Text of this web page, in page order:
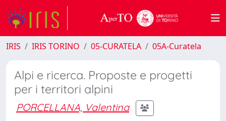
IRIS IRIS TORINO 05-CURATELA 05A-Curatela
Alpi e ricerca. Proposte e progetti
per i territori alpini
PORCELLANA, Valentina